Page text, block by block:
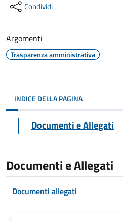
Condividi
Argomenti
Trasparenza amministrativa
INDICE DELLA PAGINA
Documenti e Allegati
Documenti e Allegati
Documenti allegati